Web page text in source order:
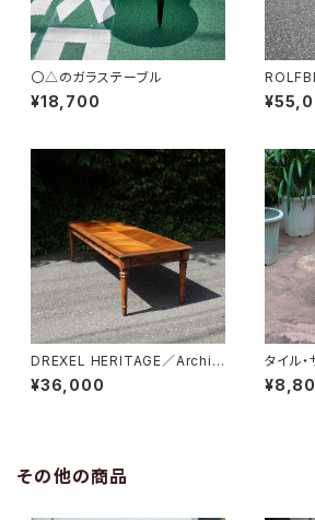
〇△のガラステーブル
¥18,700
DREXEL HERITAGE／Archit
ectual Low Table
¥36,000
タイル
その他の商品